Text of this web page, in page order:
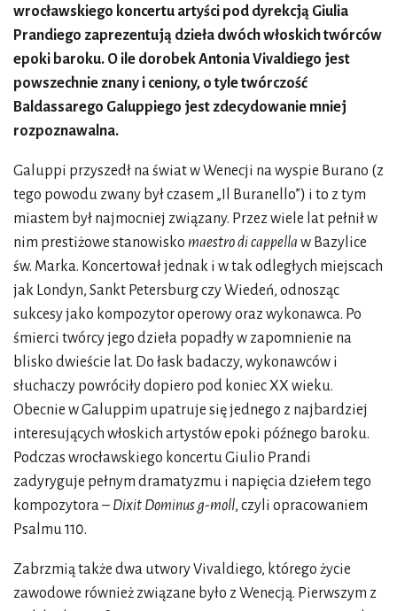
wrocławskiego koncertu artyści pod dyrekcją Giulia
Prandiego zaprezentują dzieła dwóch włoskich twórców
epoki baroku. O ile dorobek Antonia Vivaldiego jest
powszechnie znany i ceniony, o tyle twórczość
Baldassarego Galuppiego jest zdecydowanie mniej
rozpoznawalna.
Galuppi przyszedł na świat w Wenecji na wyspie Burano (z
tego powodu zwany był czasem „Il Buranello”) i to z tym
miastem był najmocniej związany. Przez wiele lat pełnił w
nim prestiżowe stanowisko maestro di cappella w Bazylice
św. Marka. Koncertował jednak i w tak odległych miejscach
jak Londyn, Sankt Petersburg czy Wiedeń, odnosząc
sukcesy jako kompozytor operowy oraz wykonawca. Po
śmierci twórcy jego dzieła popadły w zapomnienie na
blisko dwieście lat. Do łask badaczy, wykonawców i
słuchaczy powróciły dopiero pod koniec XX wieku.
Obecnie w Galuppim upatruje się jednego z najbardziej
interesujących włoskich artystów epoki późnego baroku.
Podczas wrocławskiego koncertu Giulio Prandi
zadyryguje pełnym dramatyzmu i napięcia dziełem tego
kompozytora – Dixit Dominus g-moll, czyli opracowaniem
Psalmu 110.
Zabrzmią także dwa utwory Vivaldiego, którego życie
zawodowe również związane było z Wenecją. Pierwszym z